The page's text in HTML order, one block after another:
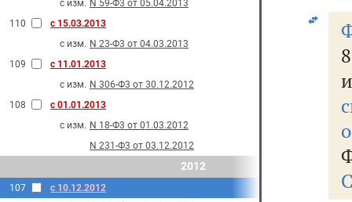
с изм. N 59-Ф3 от 05.04.2013
110
с 15.03.2013
с изм. N 23-Ф3 от 04.03.2013
109
с 11.01.2013
с изм. N 306-Ф3 от 30.12.2012
108
с 01.01.2013
с изм. N 18-Ф3 от 01.03.2012
N 231-Ф3 от 03.12.2012
2012
107
с 10.12.2012